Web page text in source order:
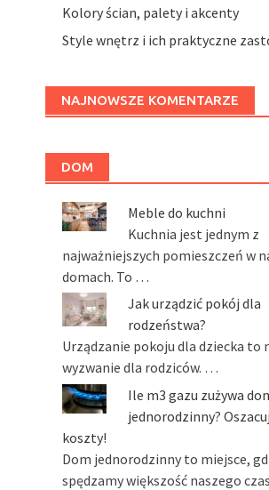
Kolory ścian, palety i akcenty
Style wnętrz i ich praktyczne
NAJNOWSZE KOMENTARZE
DOM
Meble do kuchni
Kuchnia jest jednym z
najważniejszych pomieszczeń w
domach. To …
Jak urządzić pokój dla
rodzeństwa?
Urządzanie pokoju dla dziecka to
wyzwanie dla rodziców. …
Ile m3 gazu zużywa
jednorodzinny?
koszty!
Dom jednorodzinny to miejsce,
spędzamy większość naszego